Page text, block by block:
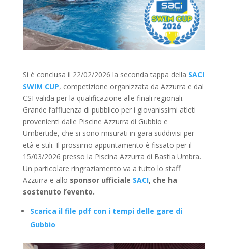
Si è conclusa il 22/02/2026 la seconda tappa della SACI
SWIM CUP, competizione organizzata da Azzurra e dal
CSI valida per la qualificazione alle finali regionali.
Grande l’affluenza di pubblico per i giovanissimi atleti
provenienti dalle Piscine Azzurra di Gubbio e
Umbertide, che si sono misurati in gara suddivisi per
età e stili. Il prossimo appuntamento è fissato per il
15/03/2026 presso la Piscina Azzurra di Bastia Umbra.
Un particolare ringraziamento va a tutto lo staff
Azzurra e allo sponsor ufficiale SACI, che ha
sostenuto l’evento.
Scarica il file pdf con i tempi delle gare di
Gubbio